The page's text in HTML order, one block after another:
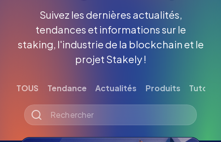
Suivez les dernières actualités,
tendances et informations sur le
staking, l'industrie de la blockchain et le
projet Stakely !
TOUS Tendance Actualités Produits Tutoriel